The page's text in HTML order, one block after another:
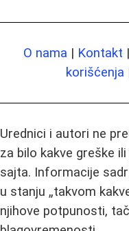
O nama | Kontakt |
korišćenja
Urednici i autori ne
za bilo kakve greške
sajta. Informacije
u stanju „takvom
njihove potpunosti,